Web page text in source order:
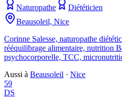
Naturopathe
Diététicien
Beausoleil, Nice
Corinne Salesse, naturopathe
rééquilibrage alimentaire, nutrition
psychocorporelle, TCC,
Aussi à Beausoleil · Nice
59
DS